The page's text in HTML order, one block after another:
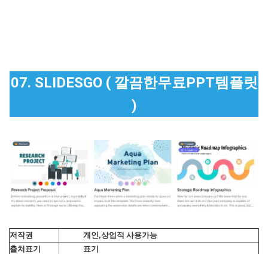
07. SLIDESGO ( 깔끔한무료PPT템플릿
)
저작권
개인,상업적 사용가능
출처표기
표기